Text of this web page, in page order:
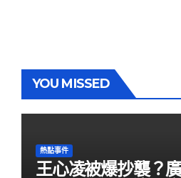
YOU MISSED
熱點事件
王心凌被爆抄襲？